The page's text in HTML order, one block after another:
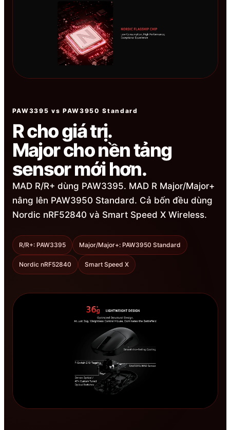
PAW3395 vs PAW3950 Standard
R cho giá trị.
Major cho nền tảng
sensor mới hơn.
MAD R/R+ dùng PAW3395. MAD R Major/Major+
nâng lên PAW3950 Standard. Cả bốn đều dùng
Nordic nRF52840 và Smart Speed X Wireless.
R/R+: PAW3395 Major/Major+: PAW3950 Standard
Nordic nRF52840 Smart Speed X